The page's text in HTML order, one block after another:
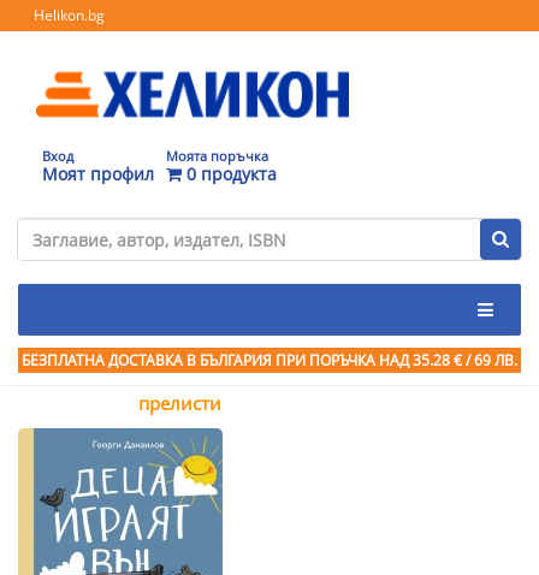
Helikon.bg
Вход
Моят профил
Моята поръчка
0 продукта
БЕЗПЛАТНА ДОСТАВКА В БЪЛГАРИЯ ПРИ ПОРЪЧКА НАД 35.28 € / 69 ЛВ.
прелисти